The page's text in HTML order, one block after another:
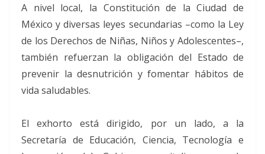
A nivel local, la Constitución de la Ciudad de
México y diversas leyes secundarias –como la Ley
de los Derechos de Niñas, Niños y Adolescentes–,
también refuerzan la obligación del Estado de
prevenir la desnutrición y fomentar hábitos de
vida saludables.
El exhorto está dirigido, por un lado, a la
Secretaría de Educación, Ciencia, Tecnología e